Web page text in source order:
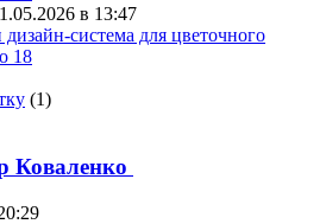
в 13:47
(1)
Коваленко